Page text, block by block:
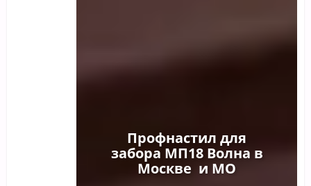
Профнастил для
забора МП18 Волна в
Москве и МО